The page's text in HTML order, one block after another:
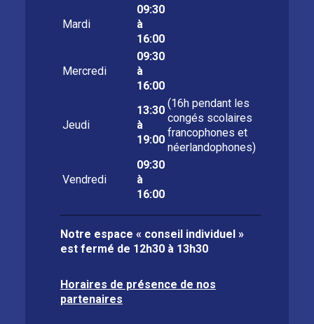
Mardi
09:30
à
16:00
Mercredi
09:30
à
16:00
Jeudi
13:30
à
19:00
(16h pendant les
congés scolaires
francophones et
néerlandophones)
Vendredi
09:30
à
16:00
Notre espace « conseil individuel »
est fermé de 12h30 à 13h30
Horaires de présence de nos
partenaires